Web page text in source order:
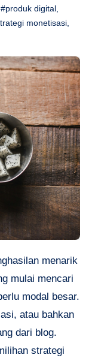
#produk digital,
monetisasi,
mulai mencari
modal besar.
atau bahkan
dari blog.
strategi